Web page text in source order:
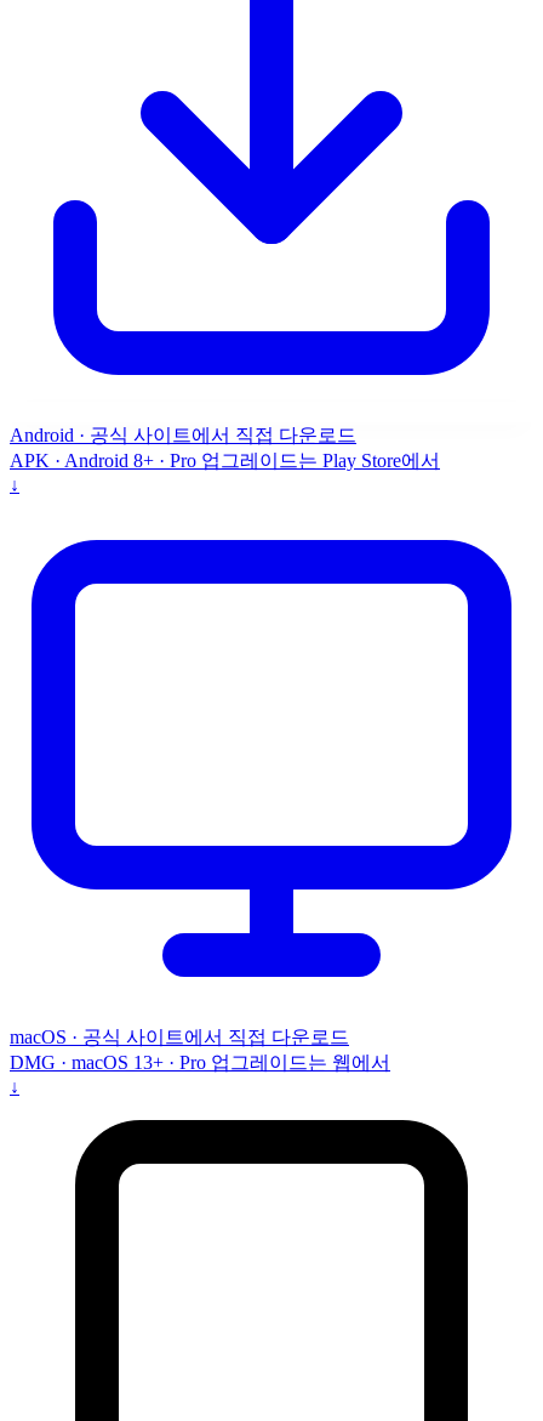
Android · 공식 사이트에서 직접 다운로드
APK · Android 8+ · Pro 업그레이드는 Play Store에서
↓
macOS · 공식 사이트에서 직접 다운로드
DMG · macOS 13+ · Pro 업그레이드는 웹에서
↓